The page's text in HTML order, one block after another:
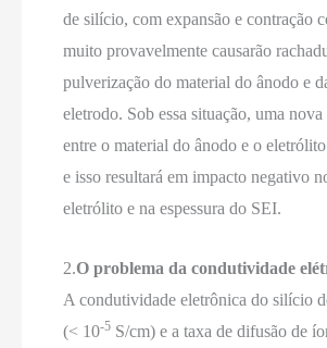
de silício, com expansão e contração
muito provavelmente causarão
pulverização do material do ânodo e
eletrodo. Sob essa situação, uma
entre o material do ânodo e o
e isso resultará em impacto negativo
eletrólito e na espessura do SEI.
2.O problema da condutividade
A condutividade eletrônica do silício
(< 10-5 S/cm) e a taxa de difusão de